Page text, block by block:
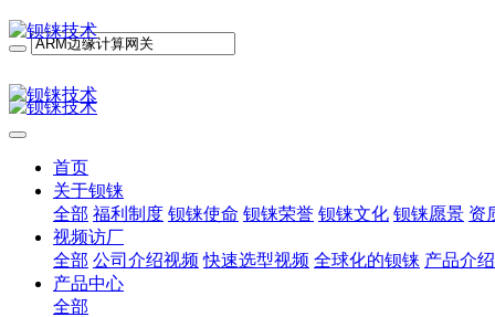
首页
关于钡铼
全部 福利制度 钡铼使命 钡铼荣誉 钡铼文化 钡铼愿景 资
视频访厂
全部 公司介绍视频 快速选型视频 全球化的钡铼 产品介
产品中心
全部